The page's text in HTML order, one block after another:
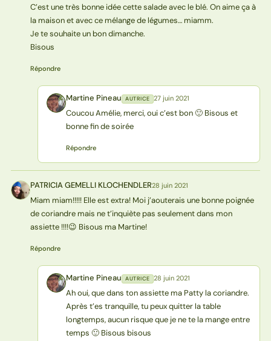
C’est une très bonne idée cette salade avec le blé. On aime ça à
la maison et avec ce mélange de légumes… miamm.
Je te souhaite un bon dimanche.
Bisous
Répondre
MP Martine Pineau AUTRICE 27 juin 2021
Coucou Amélie, merci, oui c’est bon 🙂 Bisous et
bonne fin de soirée
Répondre
PK PATRICIA GEMELLI KLOCHENDLER28 juin 2021
Miam miam!!!!! Elle est extra! Moi j’aouterais une bonne poignée
de coriandre mais ne t’inquiète pas seulement dans mon
assiette !!!!😉 Bisous ma Martine!
Répondre
MP Martine Pineau AUTRICE 28 juin 2021
Ah oui, que dans ton assiette ma Patty la coriandre.
Après t’es tranquille, tu peux quitter la table
longtemps, aucun risque que je ne te la mange entre
temps 🙂 Bisous bisous